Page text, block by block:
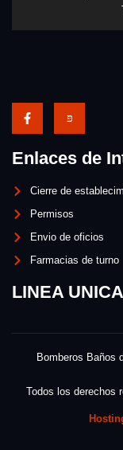
Enlaces de
Cierre de
Permisos
Envio de oficios
Farmacias de turno
LINEA
Bomberos Baños
Todos los derechos